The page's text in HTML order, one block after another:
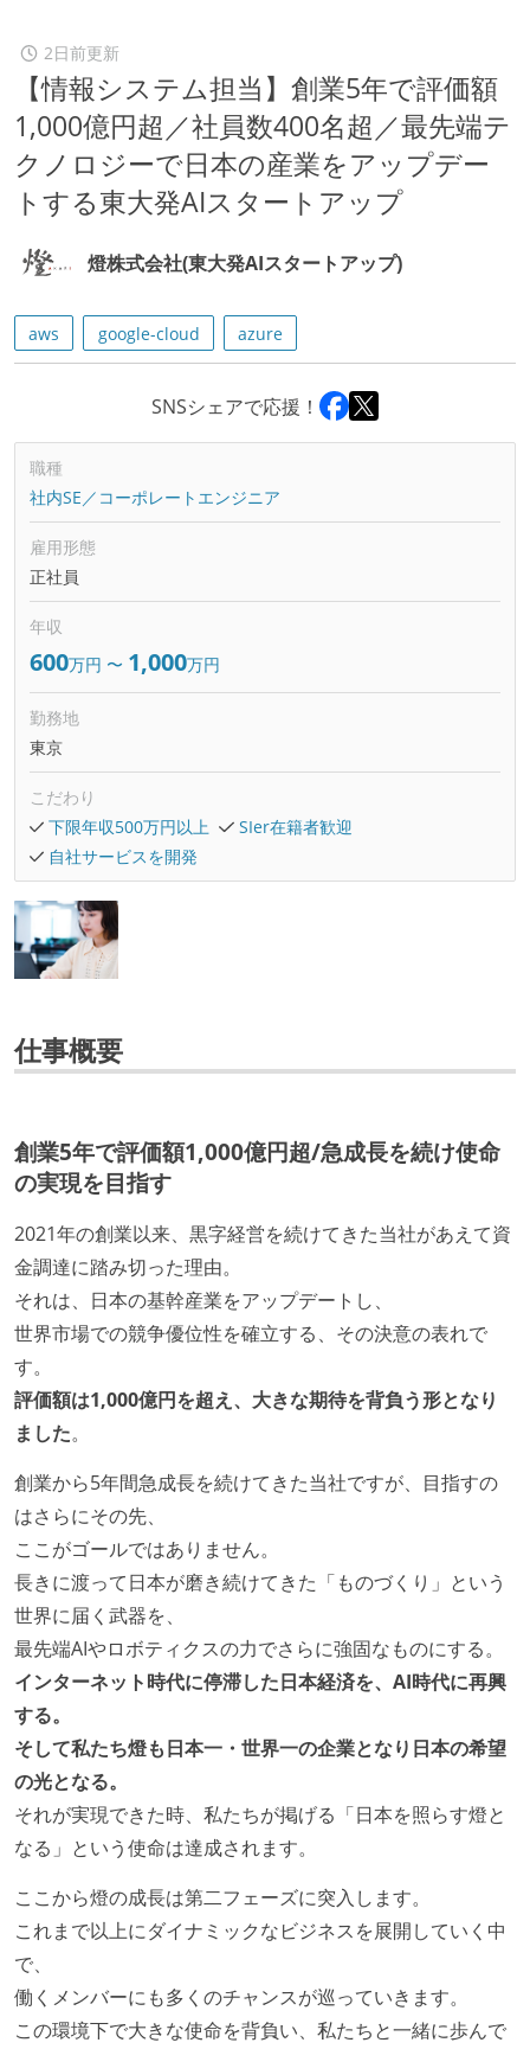
2日前更新
【情報システム担当】創業5年で評価額
1,000億円超／社員数400名超／最先端テ
クノロジーで日本の産業をアップデー
トする東大発AIスタートアップ
燈株式会社(東大発AIスタートアップ)
aws google-cloud azure
SNSシェアで応援！
職種
社内SE／コーポレートエンジニア
雇用形態
正社員
年収
600万円 〜 1,000万円
勤務地
東京
こだわり
下限年収500万円以上
SIer在籍者歓迎
自社サービスを開発
仕事概要
創業5年で評価額1,000億円超/急成長を続け使命
の実現を目指す
2021年の創業以来、黒字経営を続けてきた当社があえて資
金調達に踏み切った理由。
それは、日本の基幹産業をアップデートし、
世界市場での競争優位性を確立する、その決意の表れで
す。
評価額は1,000億円を超え、大きな期待を背負う形となり
ました。
創業から5年間急成長を続けてきた当社ですが、目指すの
はさらにその先、
ここがゴールではありません。
長きに渡って日本が磨き続けてきた「ものづくり」という
世界に届く武器を、
最先端AIやロボティクスの力でさらに強固なものにする。
インターネット時代に停滞した日本経済を、AI時代に再興
する。
そして私たち燈も日本一・世界一の企業となり日本の希望
の光となる。
それが実現できた時、私たちが掲げる「日本を照らす燈と
なる」という使命は達成されます。
ここから燈の成長は第二フェーズに突入します。
これまで以上にダイナミックなビジネスを展開していく中
で、
働くメンバーにも多くのチャンスが巡っていきます。
この環境下で大きな使命を背負い、私たちと一緒に歩んで